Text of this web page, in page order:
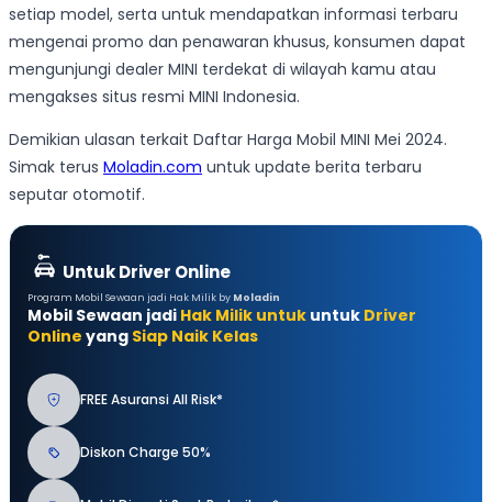
setiap model, serta untuk mendapatkan informasi terbaru
mengenai promo dan penawaran khusus, konsumen dapat
mengunjungi dealer MINI terdekat di wilayah kamu atau
mengakses situs resmi MINI Indonesia.
Demikian ulasan terkait Daftar Harga Mobil MINI Mei 2024.
Simak terus Moladin.com untuk update berita terbaru
seputar otomotif.
Untuk Driver Online
Program Mobil Sewaan jadi Hak Milik by Moladin
Mobil Sewaan jadi Hak Milik untuk untuk Driver
Online yang Siap Naik Kelas
FREE Asuransi All Risk*
Diskon Charge 50%